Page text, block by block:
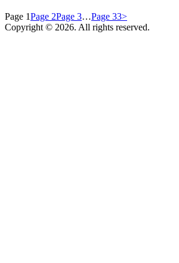
Page 1Page 2Page 3…Page 33>
Copyright © 2026. All rights reserved.